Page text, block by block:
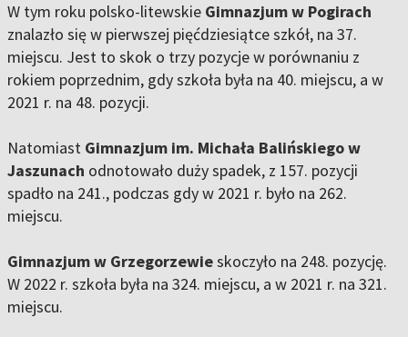
W tym roku polsko-litewskie Gimnazjum w Pogirach
znalazło się w pierwszej pięćdziesiątce szkół, na 37.
miejscu. Jest to skok o trzy pozycje w porównaniu z
rokiem poprzednim, gdy szkoła była na 40. miejscu, a w
2021 r. na 48. pozycji.
Natomiast Gimnazjum im. Michała Balińskiego w
Jaszunach odnotowało duży spadek, z 157. pozycji
spadło na 241., podczas gdy w 2021 r. było na 262.
miejscu.
Gimnazjum w Grzegorzewieskoczyło na 248. pozycję.
W 2022 r. szkoła była na 324. miejscu, a w 2021 r. na 321.
miejscu.